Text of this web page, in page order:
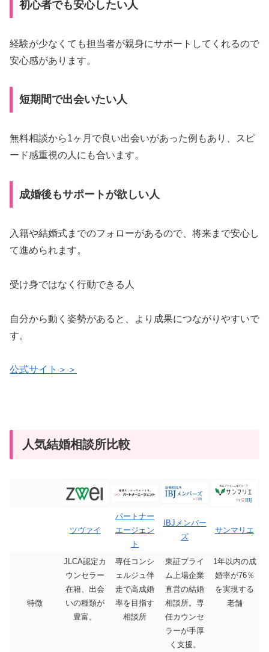
初心者でも安心したい人
経験が少なくても担当者が親身にサポートしてくれるので
安心感があります。
短期間で出会いたい人
無料相談から1ヶ月で良い出会いがあった例もあり、スピ
ード感重視の人にも合います。
成婚後もサポートが欲しい人
入籍や結婚式までのフォローがあるので、将来まで安心し
て進められます。
受け身ではなく行動できる人
自分から動く姿勢があると、より成果につながりやすいで
す。
公式サイト＞＞
人気結婚相談所比較
ツヴァイ
パートナー
エージェン
ト
IBJメンバー
ズ
サンマリエ
特徴
JLCA認定カ
ウンセラー
在籍、出会
いの種類が
豊富。
専任コンシ
ェルジュ伴
走で高成婚
率を目指す
相談所
東証プライ
ム上場企業
直営の結婚
相談所。専
任カウンセ
ラーが手厚
く支援。
1年以内の成
婚率が76％
を実現する
老舗